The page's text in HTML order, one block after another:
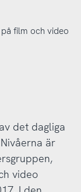
film och video
det dagliga
är
video